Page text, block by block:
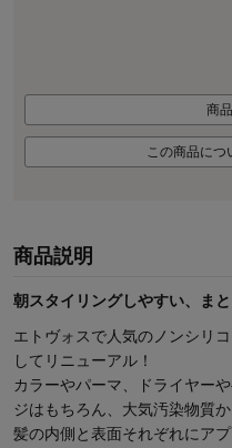
商
この商品につ
商品説明
朝スタイリングしやすい、ま
エトヴォスで人気のノンシリ
してリニューアル！
カラーやパーマ、ドライヤー
ジはもちろん、大気汚染物質
髪の内側と表面それぞれにア